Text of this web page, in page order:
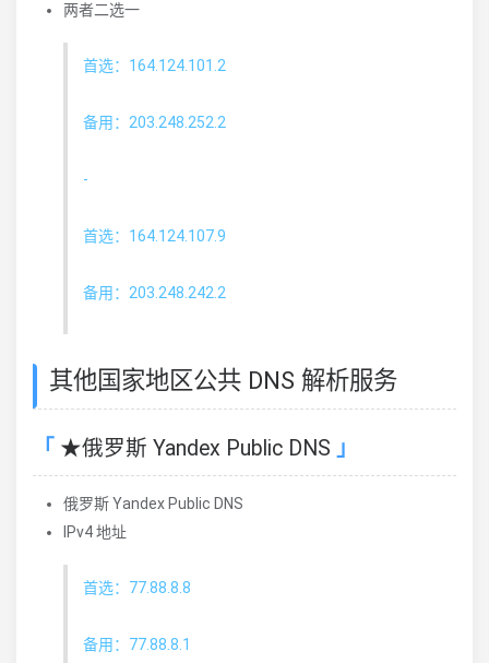
两者二选一
首选：164.124.101.2
备用：203.248.252.2
-
首选：164.124.107.9
备用：203.248.242.2
其他国家地区公共 DNS 解析服务
★俄罗斯 Yandex Public DNS
俄罗斯 Yandex Public DNS
IPv4 地址
首选：77.88.8.8
备用：77.88.8.1